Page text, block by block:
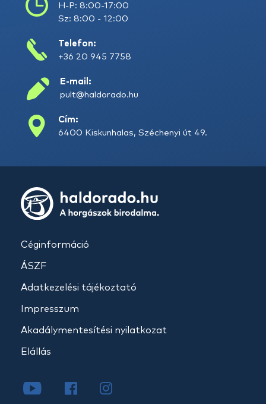
H-P: 8:00-17:00
Sz: 8:00 - 12:00
Telefon:
+36 20 945 7758
E-mail:
pult@haldorado.hu
Cím:
6400 Kiskunhalas, Széchenyi út 49.
Céginformáció
ÁSZF
Adatkezelési tájékoztató
Impresszum
Akadálymentesítési nyilatkozat
Elállás